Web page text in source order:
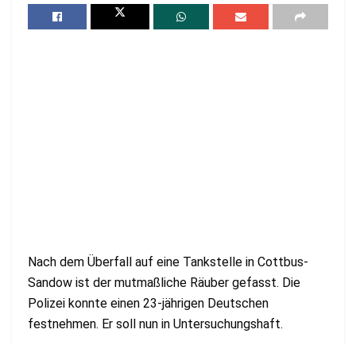
Nach dem Überfall auf eine Tankstelle in Cottbus-
Sandow ist der mutmaßliche Räuber gefasst. Die
Polizei konnte einen 23-jährigen Deutschen
festnehmen. Er soll nun in Untersuchungshaft.